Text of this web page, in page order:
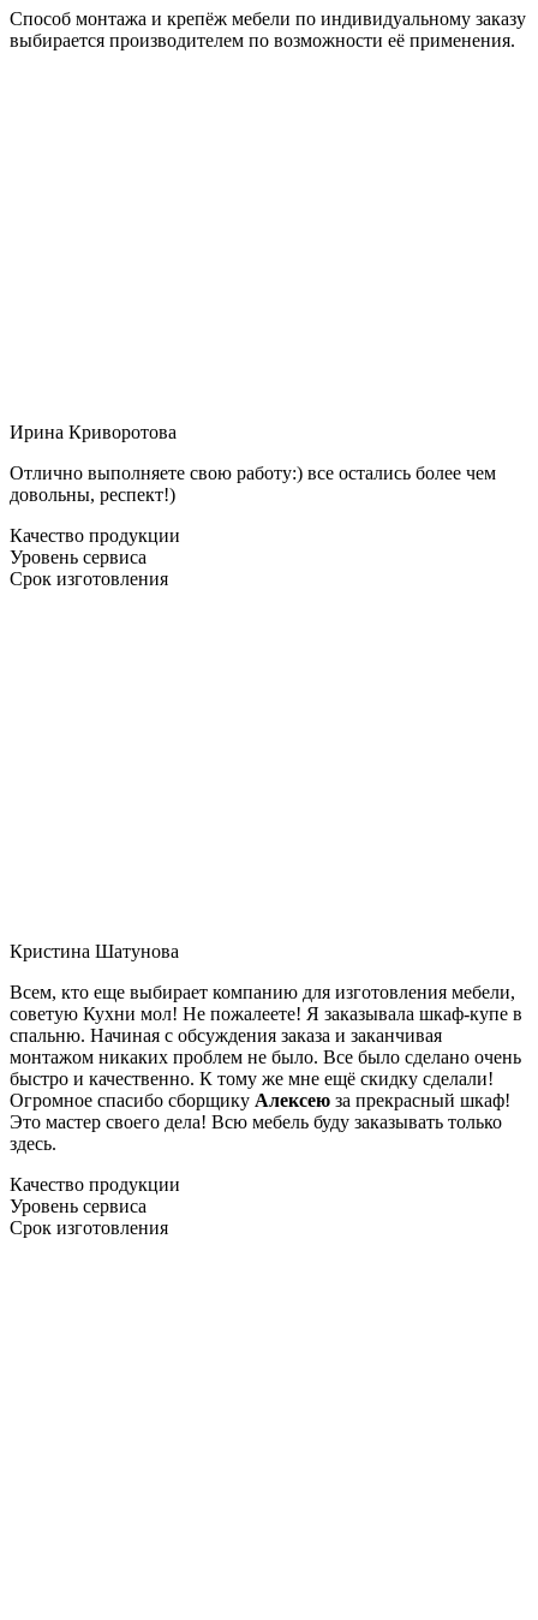
Способ монтажа и крепёж мебели по индивидуальному заказу
выбирается производителем по возможности её применения.
Ирина Криворотова
Отлично выполняете свою работу:) все остались более чем
довольны, респект!)
Качество продукции
Уровень сервиса
Срок изготовления
Кристина Шатунова
Всем, кто еще выбирает компанию для изготовления мебели,
советую Кухни мол! Не пожалеете! Я заказывала шкаф-купе в
спальню. Начиная с обсуждения заказа и заканчивая
монтажом никаких проблем не было. Все было сделано очень
быстро и качественно. К тому же мне ещё скидку сделали!
Огромное спасибо сборщику Алексею за прекрасный шкаф!
Это мастер своего дела! Всю мебель буду заказывать только
здесь.
Качество продукции
Уровень сервиса
Срок изготовления